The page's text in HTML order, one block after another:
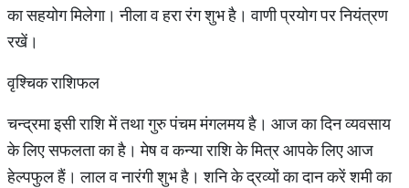
का सहयोग मिलेगा। नीला व हरा रंग शुभ है। वाणी प्रयोग पर नियंत्रण
रखें।
वृश्चिक राशिफल
चन्द्रमा इसी राशि में तथा गुरु पंचम मंगलमय है। आज का दिन व्यवसाय
के लिए सफलता का है। मेष व कन्या राशि के मित्र आपके लिए आज
हेल्पफुल हैं। लाल व नारंगी शुभ है। शनि के द्रव्यों का दान करें शमी का